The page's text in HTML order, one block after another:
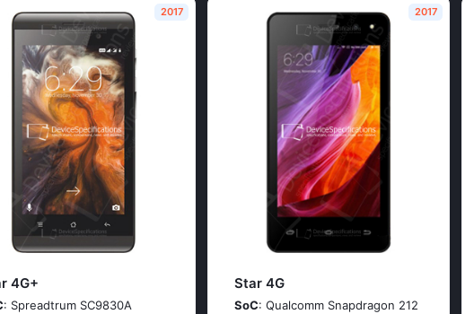
2017
4G+
: Sрrеаdtrum SС9830А
2017
Star 4G
SoC: Quаlсоmm Snарdrаgоn 212